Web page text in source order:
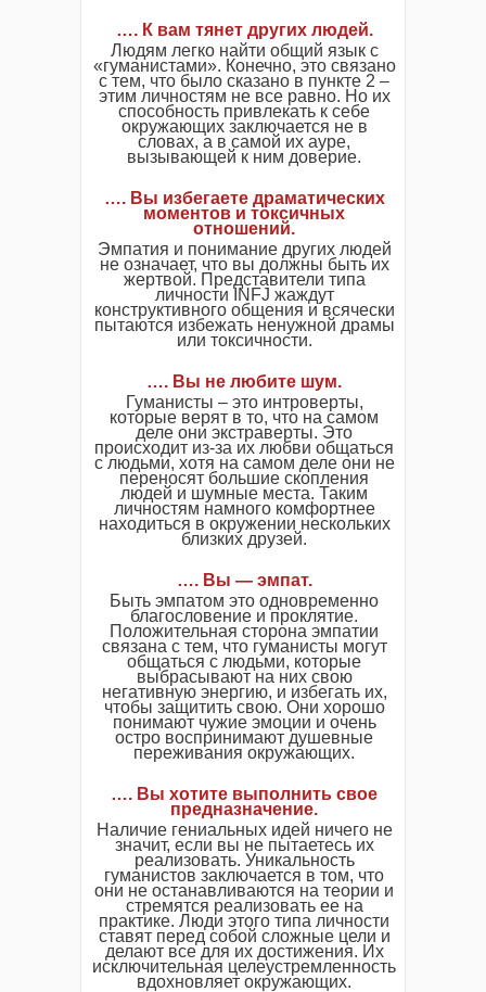
…. К вам тянет других людей.
Людям легко найти общий язык с
«гуманистами». Конечно, это связано
с тем, что было сказано в пункте 2 –
этим личностям не все равно. Но их
способность привлекать к себе
окружающих заключается не в
словах, а в самой их ауре,
вызывающей к ним доверие.
…. Вы избегаете драматических
моментов и токсичных
отношений.
Эмпатия и понимание других людей
не означает, что вы должны быть их
жертвой. Представители типа
личности INFJ жаждут
конструктивного общения и всячески
пытаются избежать ненужной драмы
или токсичности.
…. Вы не любите шум.
Гуманисты – это интроверты,
которые верят в то, что на самом
деле они экстраверты. Это
происходит из-за их любви общаться
с людьми, хотя на самом деле они не
переносят большие скопления
людей и шумные места. Таким
личностям намного комфортнее
находиться в окружении нескольких
близких друзей.
…. Вы — эмпат.
Быть эмпатом это одновременно
благословение и проклятие.
Положительная сторона эмпатии
связана с тем, что гуманисты могут
общаться с людьми, которые
выбрасывают на них свою
негативную энергию, и избегать их,
чтобы защитить свою. Они хорошо
понимают чужие эмоции и очень
остро воспринимают душевные
переживания окружающих.
…. Вы хотите выполнить свое
предназначение.
Наличие гениальных идей ничего не
значит, если вы не пытаетесь их
реализовать. Уникальность
гуманистов заключается в том, что
они не останавливаются на теории и
стремятся реализовать ее на
практике. Люди этого типа личности
ставят перед собой сложные цели и
делают все для их достижения. Их
исключительная целеустремленность
вдохновляет окружающих.